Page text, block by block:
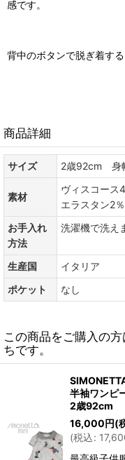
感です。
背中のボタンで脱ぎ着する
商品詳細
サイズ 2歳92cm 身
素材
ヴィスコー
エラスタン2％
お手入れ
方法
洗濯機で洗え
生産国
イタリア
ポケット
なし
この商品をご購入の
ちです。
半袖ワンピ
2歳92cm
16,000円(
(税込: